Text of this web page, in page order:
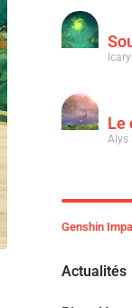
Alys
Genshin
Actualités